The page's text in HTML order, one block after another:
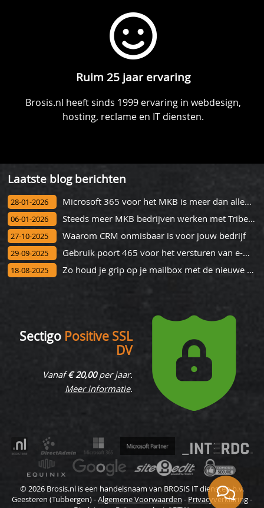
Ruim 25 jaar ervaring
Brosis.nl heeft sinds 1999 ervaring in webdesign,
hosting, reclame en IT diensten.
Laatste blog berichten
28-01-2026 Microsoft 365 voor het MKB is meer dan alleen mail
06-01-2026 Steeds meer MKB bedrijven werken met Tribe CRM na succesvol onbo
27-10-2025 Waarom CRM onmisbaar is voor jouw bedrijf
29-09-2025 Gebruik poort 465 voor het versturen van e-mail
18-08-2025 Zo houd je grip op je mailbox met de nieuwe Outlook
Sectigo Positive SSL
DV
Vanaf€ 20,00per jaar.
Meer informatie.
© 2026 Brosis.nl is een handelsnaam van BROSIS IT diensten b.v.
Geesteren (Tubbergen) -Algemene Voorwaarden - Privacyverklaring-